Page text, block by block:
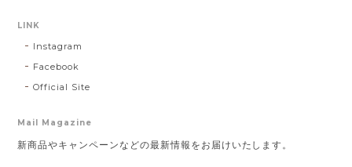
LINK
Instagram
Facebook
Official Site
Mail Magazine
新商品やキャンペーンなどの最新情報をお届けいたします。